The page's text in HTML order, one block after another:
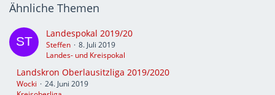
Ähnliche Themen
Landespokal 2019/20
Steffen
8. Juli 2019
Landes- und Kreispokal
Landskron Oberlausitzliga 2019/2020
Wocki
24. Juni 2019